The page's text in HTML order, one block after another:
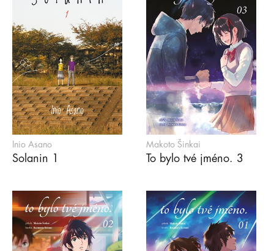
Inio Asano
Solanin 1
Makoto Šinkai
To bylo tvé jméno. 3